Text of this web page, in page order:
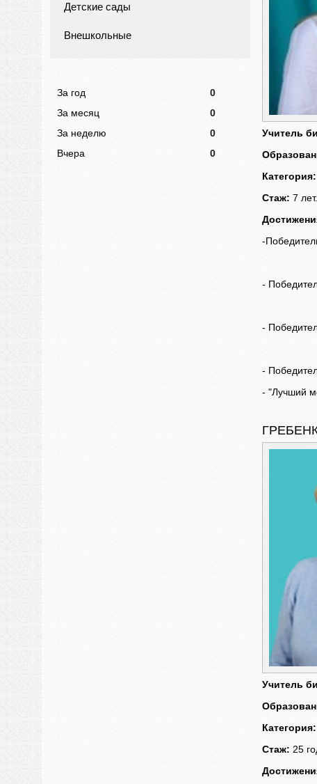
Детские сады
Внешкольные
За год
0
За месяц
0
За неделю
0
Вчера
0
Учитель
Категория:
Стаж: 7 лет.
-
-
-
-
- "Лучший
Учитель
Категория:
Стаж: 25